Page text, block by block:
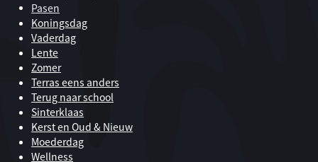
Pasen
Koningsdag
Vaderdag
Lente
Zomer
Terras eens anders
Terug naar school
Sinterklaas
Kerst en Oud & Nieuw
Moederdag
Wellness